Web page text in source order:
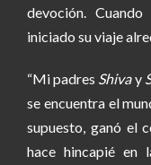
devoción.
iniciado su viaje
“Mi padres Shivay
se encuentra el
supuesto, ganó el
hace hincapié en